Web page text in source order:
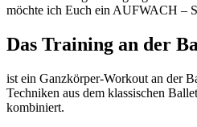
möchte ich Euch ein AUFWACH –
Das Training an der
ist ein Ganzkörper-Workout an der
Techniken aus dem klassischen
kombiniert.